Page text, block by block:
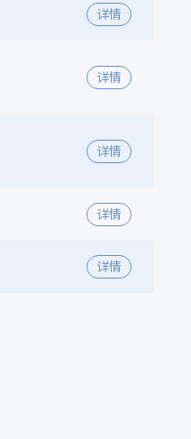
详情
详情
详情
详情
详情